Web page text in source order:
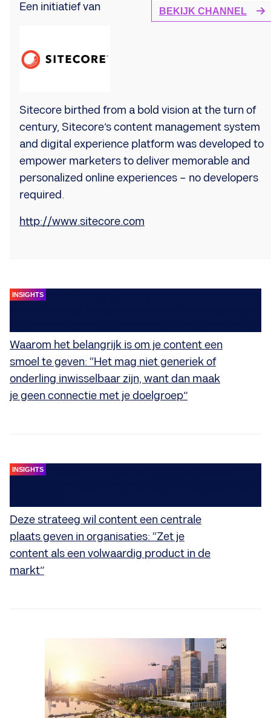
BEKIJK CHANNEL
Een initiatief van
Sitecore birthed from a bold vision at the turn of
century, Sitecore’s content management system
and digital experience platform was developed to
empower marketers to deliver memorable and
personalized online experiences – no developers
required.
http://www.sitecore.com
INSIGHTS
Waarom het belangrijk is om je content een
smoel te geven: “Het mag niet generiek of
onderling inwisselbaar zijn, want dan maak
je geen connectie met je doelgroep”
INSIGHTS
Deze strateeg wil content een centrale
plaats geven in organisaties: “Zet je
content als een volwaardig product in de
markt”